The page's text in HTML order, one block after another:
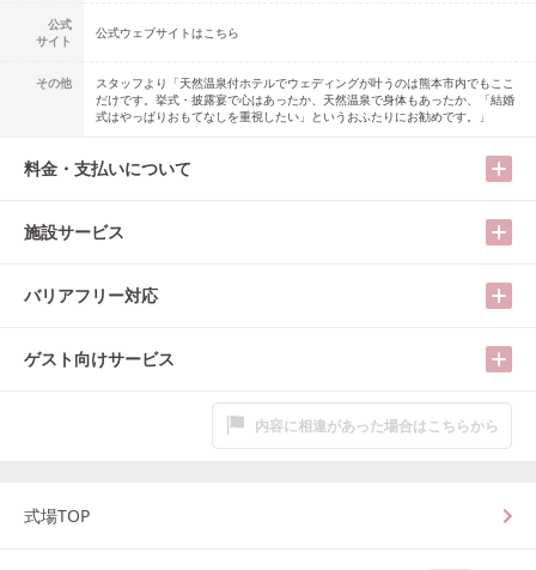
公式
サイト
公式ウェブサイトはこちら
その他
スタッフより「天然温泉付ホテルでウェディングが叶うのは熊本市内でもここ
だけです。挙式・披露宴で心はあったか、天然温泉で身体もあったか、「結婚
式はやっぱりおもてなしを重視したい」というおふたりにお勧めです。」
料金・支払いについて
施設サービス
バリアフリー対応
ゲスト向けサービス
内容に相違があった場合はこちらから
式場TOP